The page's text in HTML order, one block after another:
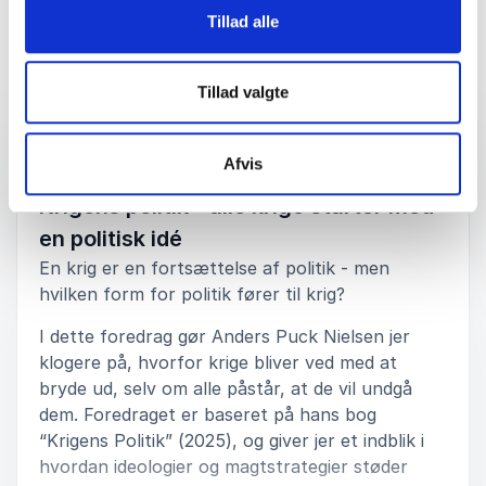
Tillad alle
Tillad valgte
Afvis
Super foredrag Har fået meget ros af vores
medlemmer
Tom Zielke
5ud af5
Anders Puck Nielsen leverede et fremragende
foredrag, der kombinerede skarp analytisk indsigt
med et sjældent klart overblik over Europas
sikkerhedspolitiske situation. Hans evne til at formidle
udfordringer – på en tankevækkende og
vedkommende måde gjorde stort indtryk. Et virkelig
stærkt og aktuelt oplæg, der satte gang i både
refleksion og debat blandt deltagerne.
Allan
South Denmark European Office
Foredrag
ANDERS PUCK NIELSEN FOREDRAG
Krigens politik - alle krige starter med
en politisk idé
En krig er en fortsættelse af politik - men
hvilken form for politik fører til krig?
I dette foredrag gør Anders Puck Nielsen jer
klogere på, hvorfor krige bliver ved med at
bryde ud, selv om alle påstår, at de vil undgå
dem. Foredraget er baseret på hans bog
“Krigens Politik” (2025), og giver jer et indblik i
hvordan ideologier og magtstrategier støder